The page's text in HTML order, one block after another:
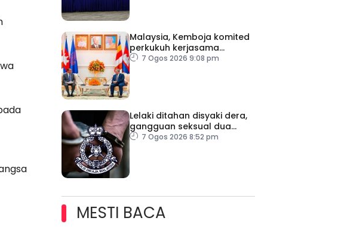
Malaysia, Kemboja komited
perkukuh kerjasama
pertahanan
7 Ogos 2026 9:08 pm
Lelaki ditahan disyaki dera,
gangguan seksual dua
anak kandung
7 Ogos 2026 8:52 pm
MESTI BACA